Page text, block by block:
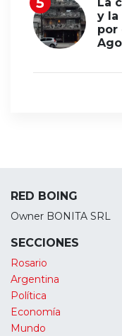
y la
por
RED BOING
Owner BONITA SRL
SECCIONES
Rosario
Argentina
Política
Economía
Mundo